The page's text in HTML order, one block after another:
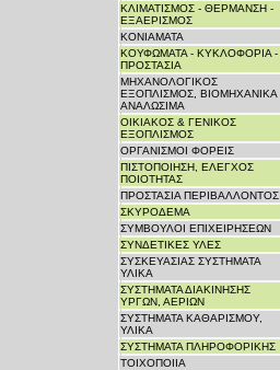
ΚΛΙΜΑΤΙΣΜΟΣ - ΘΕΡΜΑΝΣΗ -
ΕΞΑΕΡΙΣΜΟΣ
ΚΟΝΙΑΜΑΤΑ
ΚΟΥΦΩΜΑΤΑ - ΚΥΚΛΟΦΟΡΙΑ -
ΠΡΟΣΤΑΣΙΑ
ΜΗΧΑΝΟΛΟΓΙΚΟΣ
ΕΞΟΠΛΙΣΜΟΣ, ΒΙΟΜΗΧΑΝΙΚΑ
ΑΝΑΛΩΣΙΜΑ
ΟΙΚΙΑΚΟΣ & ΓΕΝΙΚΟΣ
ΕΞΟΠΛΙΣΜΟΣ
ΟΡΓΑΝΙΣΜΟΙ ΦΟΡΕΙΣ
ΠΙΣΤΟΠΟΙΗΣΗ, ΕΛΕΓΧΟΣ
ΠΟΙΟΤΗΤΑΣ
ΠΡΟΣΤΑΣΙΑ ΠΕΡΙΒΑΛΛΟΝΤΟΣ
ΣΚΥΡΟΔΕΜΑ
ΣΥΜΒΟΥΛΟΙ ΕΠΙΧΕΙΡΗΣΕΩΝ
ΣΥΝΔΕΤΙΚΕΣ ΥΛΕΣ
ΣΥΣΚΕΥΑΣΙΑΣ ΣΥΣΤΗΜΑΤΑ
ΥΛΙΚΑ
ΣΥΣΤΗΜΑΤΑ ΔΙΑΚΙΝΗΣΗΣ
ΥΡΓΩΝ, ΑΕΡΙΩΝ
ΣΥΣΤΗΜΑΤΑ ΚΑΘΑΡΙΣΜΟΥ,
ΥΛΙΚΑ
ΣΥΣΤΗΜΑΤΑ ΠΛΗΡΟΦΟΡΙΚΗΣ
ΤΟΙΧΟΠΟΙΙΑ